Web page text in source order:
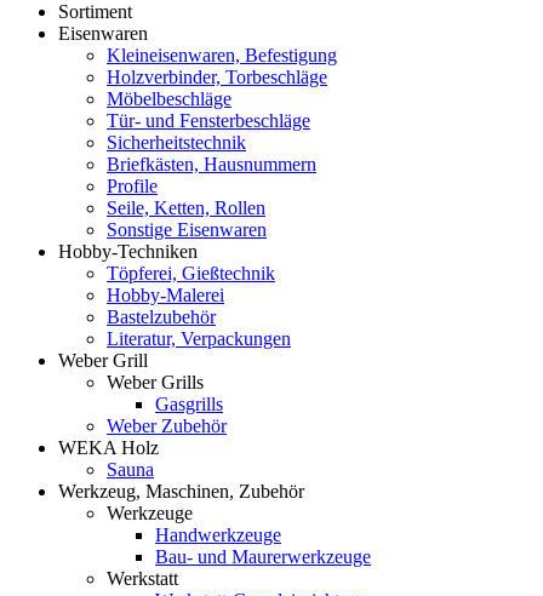
Sortiment
Eisenwaren
Kleineisenwaren, Befestigung
Holzverbinder, Torbeschläge
Möbelbeschläge
Tür- und Fensterbeschläge
Sicherheitstechnik
Briefkästen, Hausnummern
Profile
Seile, Ketten, Rollen
Sonstige Eisenwaren
Hobby-Techniken
Töpferei, Gießtechnik
Hobby-Malerei
Bastelzubehör
Literatur, Verpackungen
Weber Grill
Weber Grills
Gasgrills
Weber Zubehör
WEKA Holz
Sauna
Werkzeug, Maschinen, Zubehör
Werkzeuge
Handwerkzeuge
Bau- und Maurerwerkzeuge
Werkstatt